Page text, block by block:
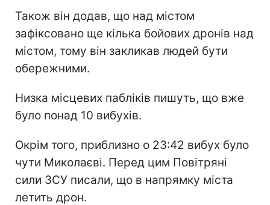
Також він додав, що над містом
зафіксовано ще кілька бойових дронів над
містом, тому він закликав людей бути
обережними.
Низка місцевих пабліків пишуть, що вже
було понад 10 вибухів.
Окрім того, приблизно о 23:42 вибух було
чути Миколаєві. Перед цим Повітряні
сили ЗСУ писали, що в напрямку міста
летить дрон.